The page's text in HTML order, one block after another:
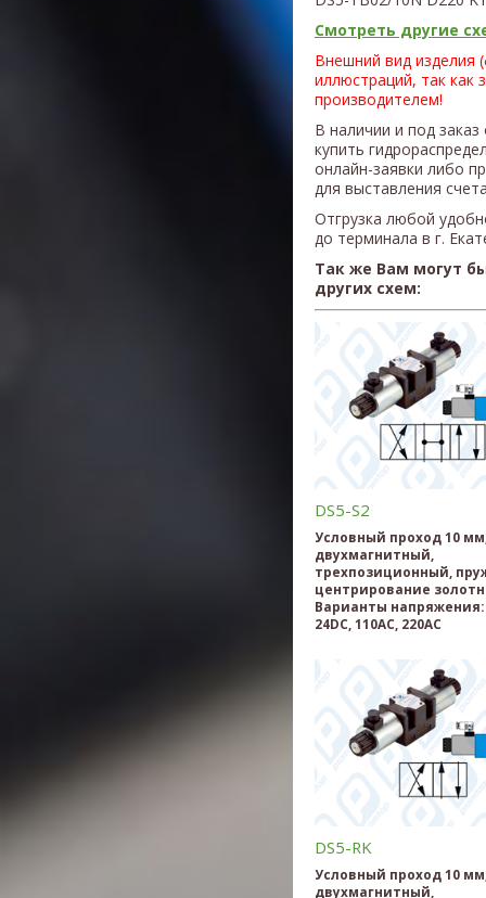
Смотреть другие
Внешний вид изделия
иллюстраций, так как
производителем!
В наличии и под
купить
онлайн-заявки либо
для выставления
Отгрузка любой
до терминала в г.
Так же Вам могут
других схем:
DS5-S2
Условный проход 10
двухмагнитный,
трехпозиционный,
центрирование
Варианты напряжения:
24DC, 110AC, 220AC
DS5-RK
Условный проход 10
двухмагнитный,